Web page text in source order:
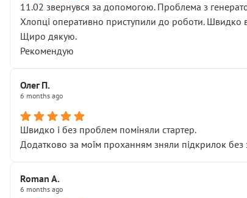
11.02 звернувся за допомогою. Проблема з
Хлопці оперативно приступили до роботи. Швидко
Щиро дякую.
Рекомендую
Олег П.
6 months ago
Швидко і без проблем поміняли стартер.
Додатково за моїм проханням зняли підкрилок без
Roman A.
6 months ago